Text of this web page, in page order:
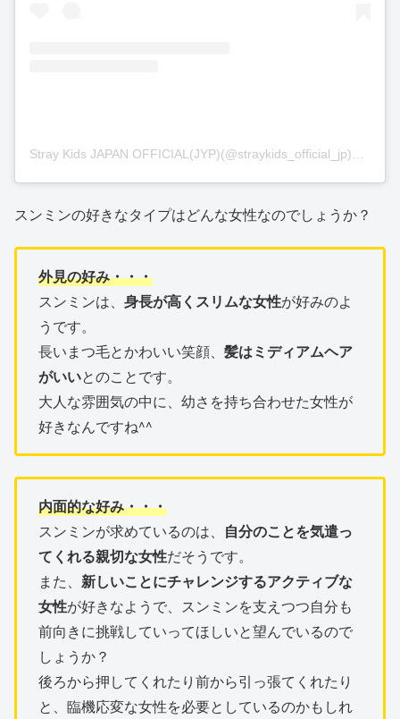
スンミンの好きなタイプはどんな女性なのでしょうか？
外見の好み・・・
スンミンは、 身長が高くスリムな女性が好みのよ
うです。
長いまつ毛とかわいい笑顔、 髪はミディアムヘア
がいいとのことです。
大人な雰囲気の中に、幼さを持ち合わせた女性が
好きなんですね^^
内面的な好み・・・
スンミンが求めているのは、 自分のことを気遣っ
てくれる親切な女性だそうです。
また、 新しいことにチャレンジするアクティブな
女性が好きなようで、スンミンを支えつつ自分も
前向きに挑戦していってほしいと望んでいるので
しょうか？
後ろから押してくれたり前から引っ張てくれたり
と、臨機応変な女性を必要としているのかもしれ